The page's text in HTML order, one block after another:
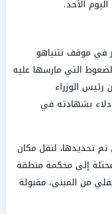
الأحد.
في موقف نتنياهو
التي مارسها عليه
الوزراء
بشهادته في
تم تحديدها، لنقل مكان
إلى محكمة منطقة
من المبنى، مقبولة